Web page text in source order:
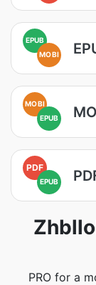
EPUB
MOBI
MOBI
EPUB
PDF
EPUB
PRO for a